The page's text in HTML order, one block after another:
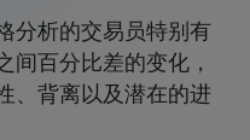
分析的交易员特别有
间百分比差的变化，
、背离以及潜在的进